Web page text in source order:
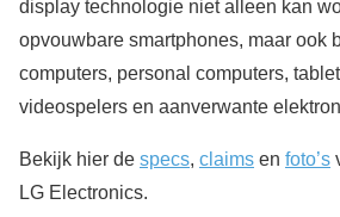
display technologie niet alleen kan
opvouwbare smartphones, maar ook
computers, personal computers,
videospelers en aanverwante
Bekijk hier de specs, claims en foto’s
LG Electronics.